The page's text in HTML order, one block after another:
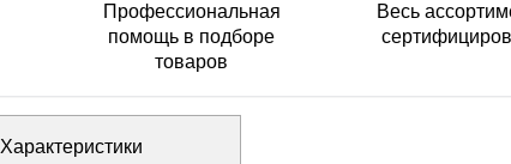
Профессиональная
помощь в подборе
товаров
Весь
Характеристики